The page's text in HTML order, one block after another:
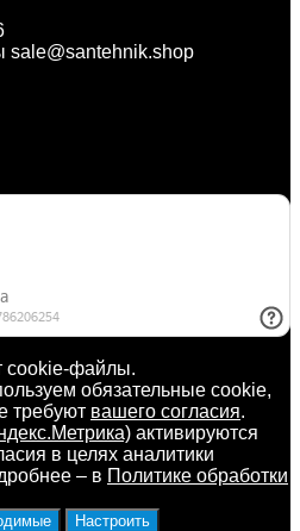
sale@santehnik.shop
cookie-файлы.
обязательные cookie,
требуют вашего согласия.
активируются
в целях аналитики
– в Политике обработки
Настроить